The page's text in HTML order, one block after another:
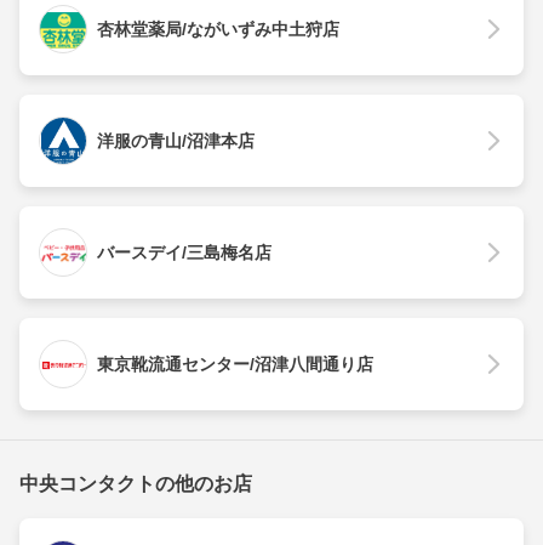
杏林堂薬局/ながいずみ中土狩店
洋服の青山/沼津本店
バースデイ/三島梅名店
東京靴流通センター/沼津八間通り店
中央コンタクトの他のお店